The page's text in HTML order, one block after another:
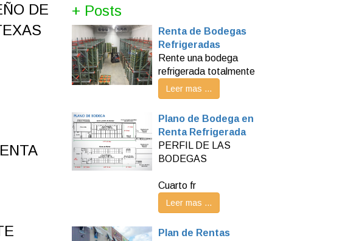
DE
+ Posts
Renta de Bodegas
Refrigeradas
Rente una bodega
refrigerada totalmente
Leer mas ...
Plano de Bodega en
Renta Refrigerada
PERFIL DE LAS
BODEGAS
Cuarto fr
Leer mas ...
Plan de Rentas